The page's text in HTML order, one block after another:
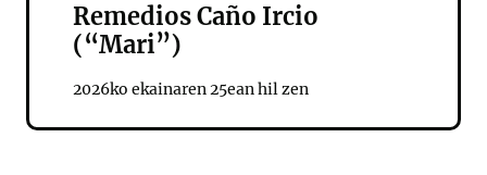
Remedios Caño Ircio
(“Mari”)
2026ko ekainaren 25ean hil zen